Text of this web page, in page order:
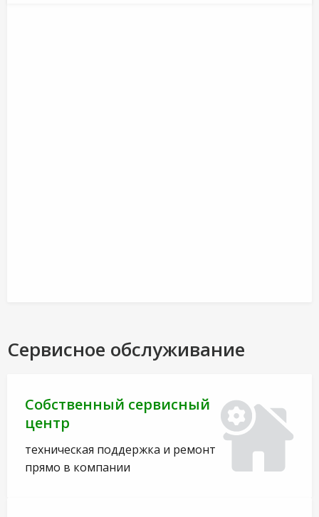
Сервисное обслуживание
Собственный сервисный
центр
техническая поддержка и ремонт
прямо в компании